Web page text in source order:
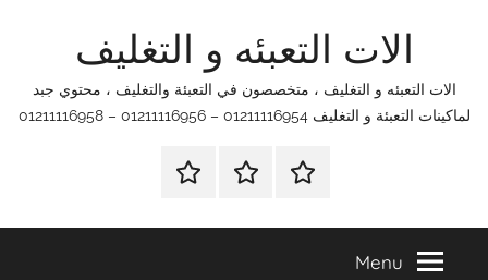
الات التعبئه و التغليف
الات التعبئه و التغليف ، متخصصون في التعبئة والتغليف ، محتوي جبد
لماكينات التعبئة و التغليف 01211116954 – 01211116956 – 01211116958
الرئيسيةاتصل
اتـصـل
في
Menu